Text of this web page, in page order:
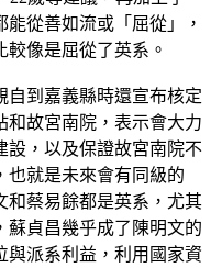
從善如流或「屈從」，
像是屈從了英系。
自到嘉義縣時還宣布核定
和故宮南院，表示會大力
設，以及保證故宮南院不
也就是未來會有同級的
和蔡易餘都是英系，尤其
蘇貞昌幾乎成了陳明文的
與派系利益，利用國家資